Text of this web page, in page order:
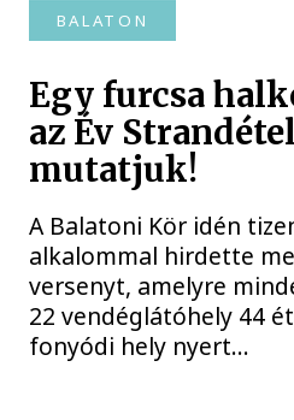
BALATON
Egy furcsa
az Év
mutatjuk!
A Balatoni Kör idén
alkalommal hirdette
versenyt, amelyre
22 vendéglátóhely 44
fonyódi hely nyert...